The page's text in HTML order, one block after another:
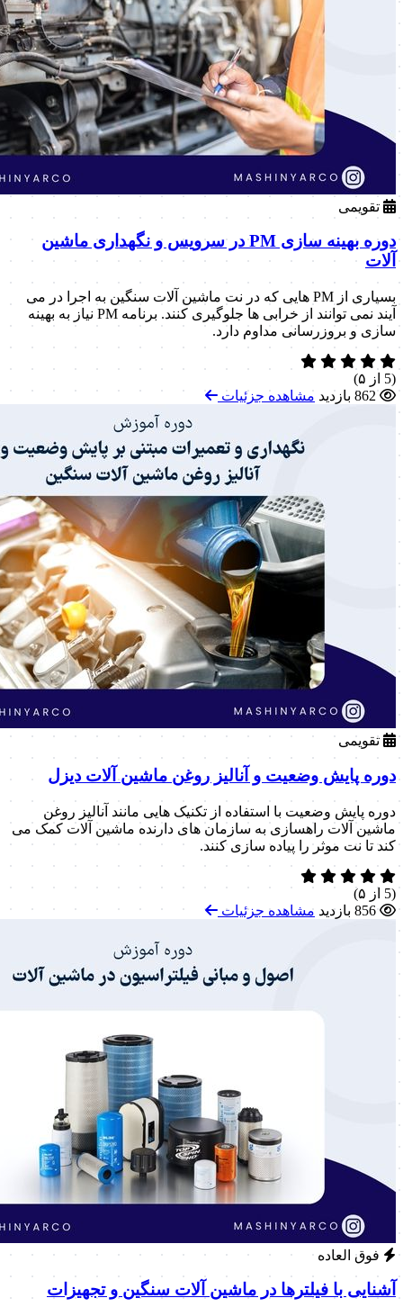
تقویمی
دوره بهینه سازی PM در سرویس و نگهداری ماشین
آلات
بسیاری از PM هایی که در نت ماشین آلات سنگین به اجرا در می
آیند نمی توانند از خرابی ها جلوگیری کنند. برنامه PM نیاز به بهینه
سازی و بروزرسانی مداوم دارد.
(5 از ۵)
862 بازدید
مشاهده جزئیات
تقویمی
دوره پایش وضعیت و آنالیز روغن ماشین آلات دیزل
دوره پایش وضعیت با استفاده از تکنیک هایی مانند آنالیز روغن
ماشین آلات راهسازی به سازمان های دارنده ماشین آلات کمک می
کند تا نت موثر را پیاده سازی کنند.
(5 از ۵)
856 بازدید
مشاهده جزئیات
فوق العاده
آشنایی با فیلترها در ماشین آلات سنگین و تجهیزات